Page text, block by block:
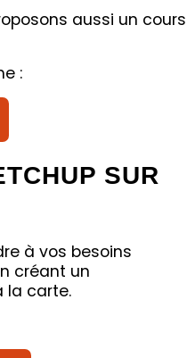
aussi un cours
:
SUR
à vos besoins
créant un
la carte.